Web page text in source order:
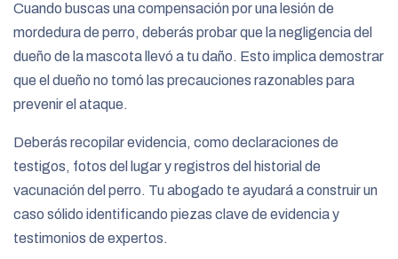
Cuando buscas una compensación por una lesión de
mordedura de perro, deberás probar que la negligencia del
dueño de la mascota llevó a tu daño. Esto implica demostrar
que el dueño no tomó las precauciones razonables para
prevenir el ataque.
Deberás recopilar evidencia, como declaraciones de
testigos, fotos del lugar y registros del historial de
vacunación del perro. Tu abogado te ayudará a construir un
caso sólido identificando piezas clave de evidencia y
testimonios de expertos.